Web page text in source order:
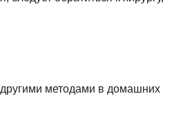
методами в домашних